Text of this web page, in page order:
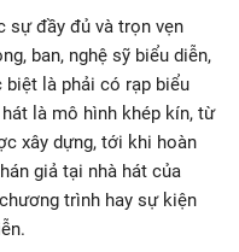
sự đầy đủ và trọn vẹn
ban, nghệ sỹ biểu diễn,
là phải có rạp biểu
là mô hình khép kín, từ
xây dựng, tới khi hoàn
giả tại nhà hát của
trình hay sự kiện